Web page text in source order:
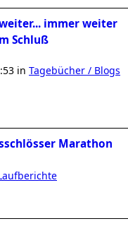
immer weiter
Schluß
in Tagebücher / Blogs
Marathon